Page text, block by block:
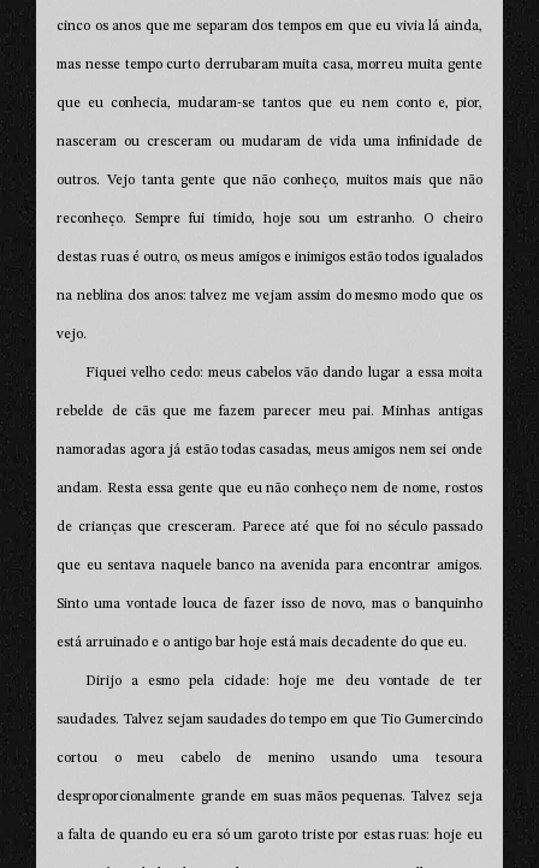
cinco os anos que me separam dos tempos em que eu vivia lá ainda,
mas nesse tempo curto derrubaram muita casa, morreu muita gente
que eu conhecia, mudaram-se tantos que eu nem conto e, pior,
nasceram ou cresceram ou mudaram de vida uma infinidade de
outros. Vejo tanta gente que não conheço, muitos mais que não
reconheço. Sempre fui tímido, hoje sou um estranho. O cheiro
destas ruas é outro, os meus amigos e inimigos estão todos igualados
na neblina dos anos: talvez me vejam assim do mesmo modo que os
vejo.
Fiquei velho cedo: meus cabelos vão dando lugar a essa moita
rebelde de cãs que me fazem parecer meu pai. Minhas antigas
namoradas agora já estão todas casadas, meus amigos nem sei onde
andam. Resta essa gente que eu não conheço nem de nome, rostos
de crianças que cresceram. Parece até que foi no século passado
que eu sentava naquele banco na avenida para encontrar amigos.
Sinto uma vontade louca de fazer isso de novo, mas o banquinho
está arruinado e o antigo bar hoje está mais decadente do que eu.
Dirijo a esmo pela cidade: hoje me deu vontade de ter
saudades. Talvez sejam saudades do tempo em que Tio Gumercindo
cortou o meu cabelo de menino usando uma tesoura
desproporcionalmente grande em suas mãos pequenas. Talvez seja
a falta de quando eu era só um garoto triste por estas ruas: hoje eu